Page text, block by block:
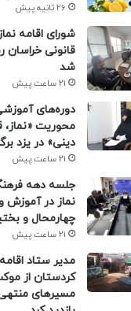
26 ثانیه پیش
شورای اقامه
قانونی خراسان
شد
21 ساعت پیش
دوره‌های
محوریت
دینی» در یزد
21 ساعت پیش
جلسه دهه
نماز در آموزش
چهارمحال و
21 ساعت پیش
مدیر ستاد
کردستان از
مسیرهای